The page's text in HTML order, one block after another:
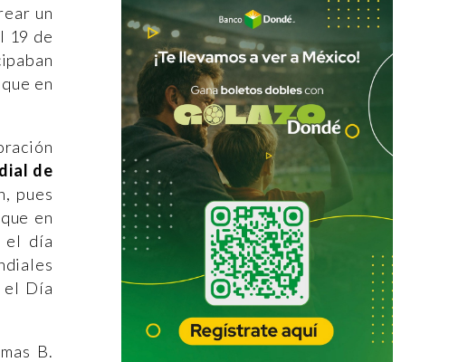
un
19 de
en
de
pues
en
el día
el Día
B.